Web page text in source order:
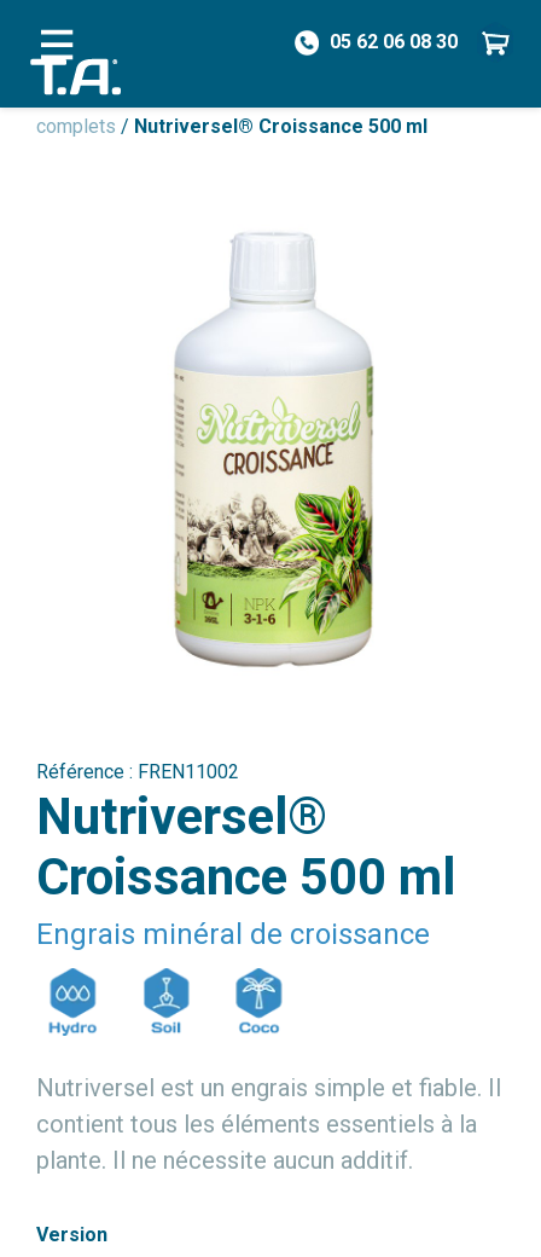
05 62 06 08 30
/ Engrais
complets / Nutriversel® Croissance 500 ml
Référence : FREN11002
Nutriversel®
Croissance 500 ml
Engrais minéral de croissance
Nutriversel est un engrais simple et fiable. Il
contient tous les éléments essentiels à la
plante. Il ne nécessite aucun additif.
Version